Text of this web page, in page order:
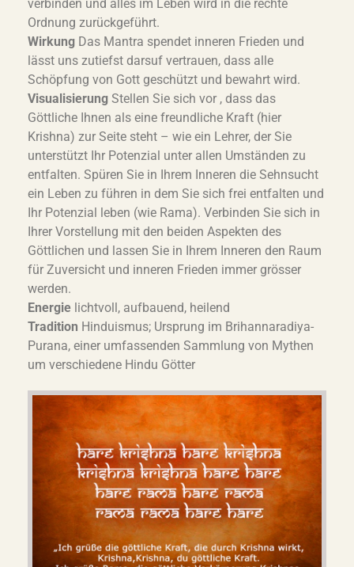
verbinden und alles im Leben wird in die rechte
Ordnung zurückgeführt.
Wirkung Das Mantra spendet inneren Frieden und
lässt uns zutiefst darsuf vertrauen, dass alle
Schöpfung von Gott geschützt und bewahrt wird.
Visualisierung Stellen Sie sich vor , dass das
Göttliche Ihnen als eine freundliche Kraft (hier
Krishna) zur Seite steht – wie ein Lehrer, der Sie
unterstützt Ihr Potenzial unter allen Umständen zu
entfalten. Spüren Sie in Ihrem Inneren die Sehnsucht
ein Leben zu führen in dem Sie sich frei entfalten und
Ihr Potenzial leben (wie Rama). Verbinden Sie sich in
Ihrer Vorstellung mit den beiden Aspekten des
Göttlichen und lassen Sie in Ihrem Inneren den Raum
für Zuversicht und inneren Frieden immer grösser
werden.
Energie lichtvoll, aufbauend, heilend
Tradition Hinduismus; Ursprung im Brihannaradiya-
Purana, einer umfassenden Sammlung von Mythen
um verschiedene Hindu Götter